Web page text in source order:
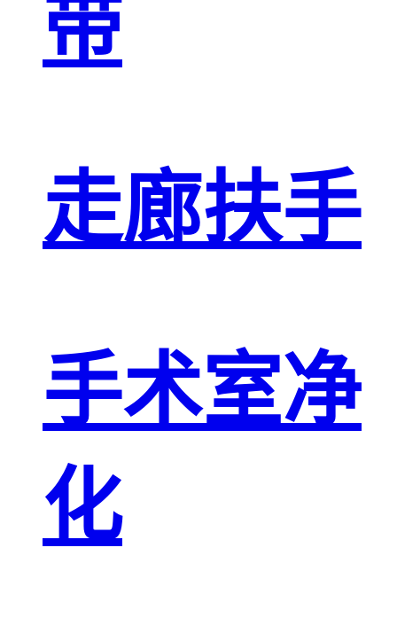
带
走廊扶手
手术室净
化